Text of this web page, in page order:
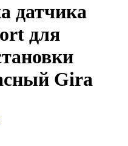
датчика
для
Gira